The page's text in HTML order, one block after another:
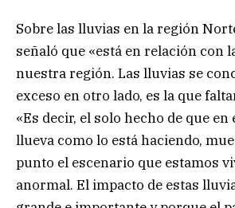
Sobre las lluvias en la región
señaló que «está en relación con
nuestra región. Las lluvias se
exceso en otro lado, es la que
«Es decir, el solo hecho de que
llueva como lo está haciendo,
punto el escenario que estamos
anormal. El impacto de estas